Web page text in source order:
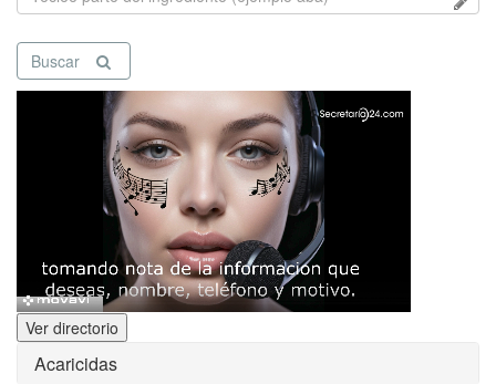
Buscar
Ver directorio
Acaricidas